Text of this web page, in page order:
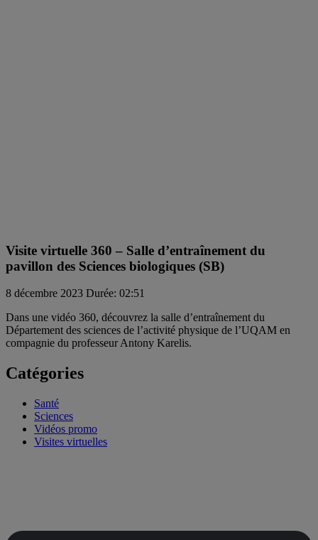
Visite virtuelle 360 – Salle d’entraînement du
pavillon des Sciences biologiques (SB)
8 décembre 2023 Durée: 02:51
Dans une vidéo 360, découvrez la salle d’entraînement du
Département des sciences de l’activité physique de l’UQAM en
compagnie du professeur Antony Karelis.
Catégories
Santé
Sciences
Vidéos promo
Visites virtuelles